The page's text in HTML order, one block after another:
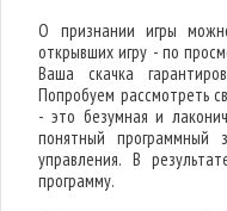
О признании игры
открывших игру - по
Ваша скачка
Попробуем рассмотреть
- это безумная и
понятный программный
управления. В
программу.